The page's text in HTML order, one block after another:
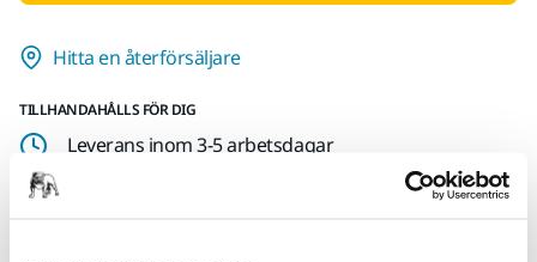
Hitta en återförsäljare
TILLHANDAHÅLLS FÖR DIG
Leverans inom 3-5 arbetsdagar